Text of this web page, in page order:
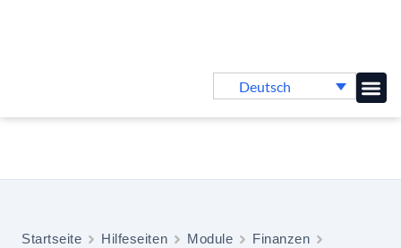
Deutsch
Startseite Hilfeseiten Module
Finanzen